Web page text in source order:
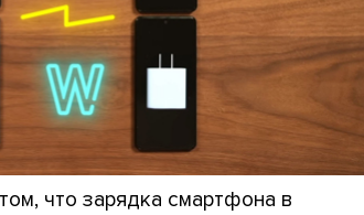
что зарядка смартфона в